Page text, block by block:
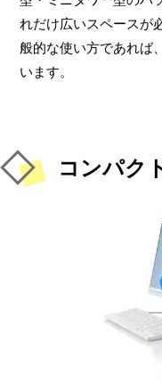
れだけ広いスペースが
般的な使い方であれば
います。
コンパク